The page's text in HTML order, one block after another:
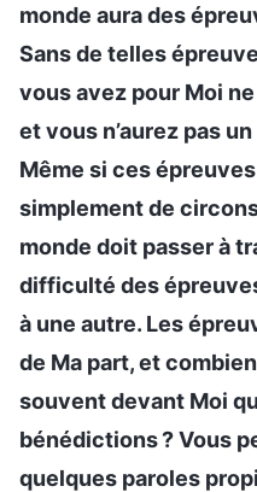
monde aura des
Sans de telles
vous avez pour Moi
et vous n’aurez pas
Même si ces
simplement de
monde doit passer à
difficulté des
à une autre. Les
de Ma part, et
souvent devant Moi
bénédictions ? Vous
quelques paroles